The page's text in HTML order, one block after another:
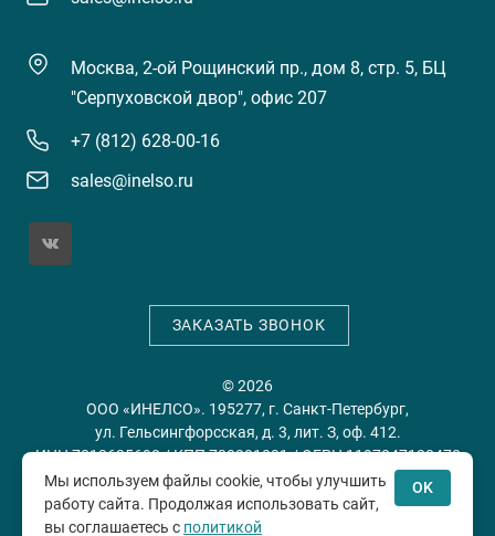
Москва, 2-ой Рощинский пр., дом 8, стр. 5, БЦ
"Серпуховской двор", офис 207
+7 (812) 628-00-16
sales@inelso.ru
ЗАКАЗАТЬ ЗВОНОК
© 2026
ООО «ИНЕЛСО». 195277, г. Санкт-Петербург,
ул. Гельсингфорсская, д. 3, лит. З, оф. 412.
ИНН 7813635698 / КПП 780201001 / ОГРН 1197847128478
Политика конфиденциальности
Мы используем файлы cookie, чтобы улучшить
работу сайта. Продолжая использовать сайт,
вы соглашаетесь с политикой
OK